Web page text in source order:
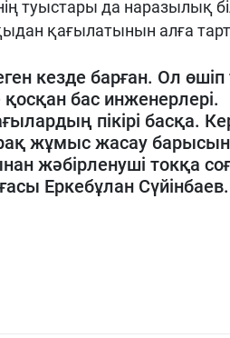
туыстары да наразылық
қағылатынын алға
кезде барған. Ол өшіп
бас инженерлері.
пікірі басқа.
жұмыс жасау
жәбірленуші токқа
Еркебұлан Сүйінбаев.